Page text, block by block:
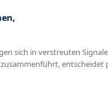
sich in verstreuten